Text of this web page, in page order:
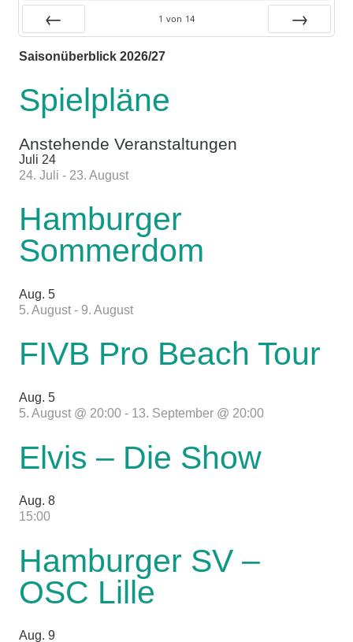
1 von 14
Saisonüberblick 2026/27
Spielpläne
Anstehende Veranstaltungen
Juli 24
24. Juli - 23. August
Hamburger
Sommerdom
Aug. 5
5. August - 9. August
FIVB Pro Beach Tour
Aug. 5
5. August @ 20:00 - 13. September @ 20:00
Elvis – Die Show
Aug. 8
15:00
Hamburger SV –
OSC Lille
Aug. 9